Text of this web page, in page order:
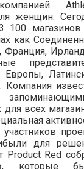
женщин.
100
как
Франция,
Европы,
всех
для
Red
которые